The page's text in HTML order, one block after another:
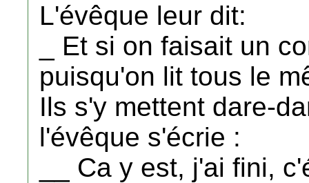
L'évêque leur dit:
_ Et si on faisait un
puisqu'on lit tous le
Ils s'y mettent dare-
l'évêque s'écrie :
__ Ca y est, j'ai fini,